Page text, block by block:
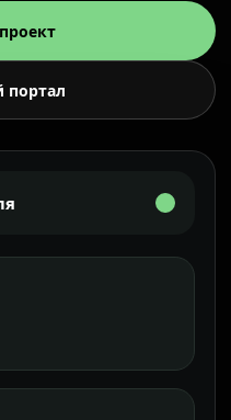
портал